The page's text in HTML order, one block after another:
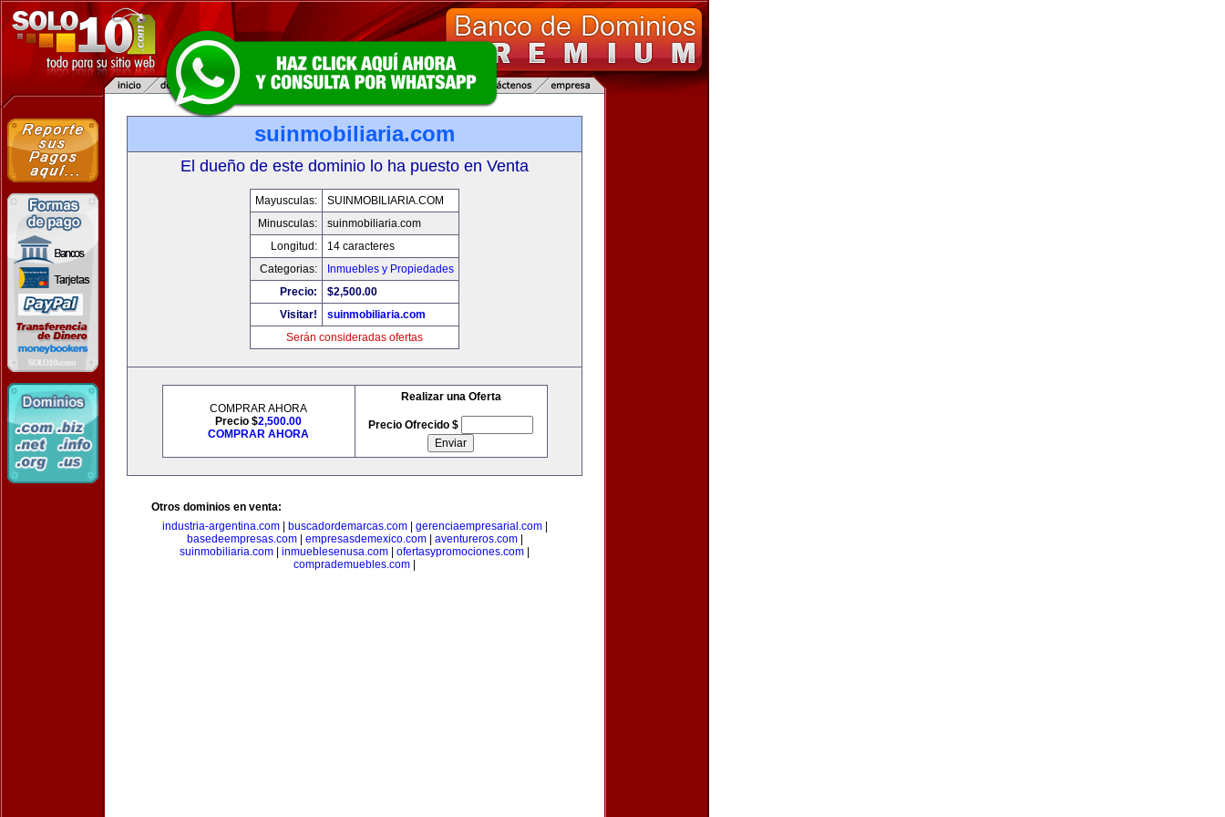
suinmobiliaria.com
El dueño de este dominio lo ha puesto en Venta
Mayusculas:
SUINMOBILIARIA.COM
Minusculas:
suinmobiliaria.com
Longitud:
14 caracteres
Categorias:
Inmuebles y Propiedades
Precio:
$2,500.00
Visitar!
suinmobiliaria.com
Serán consideradas ofertas
COMPRAR AHORA
Precio $2,500.00
COMPRAR AHORA
Realizar una Oferta
Precio Ofrecido $
Otros dominios en venta:
industria-argentina.com| buscadordemarcas.com| gerenciaempresarial.com|
basedeempresas.com| empresasdemexico.com| aventureros.com|
suinmobiliaria.com
inmueblesenusa.com ofertasypromociones.com
comprademuebles.com